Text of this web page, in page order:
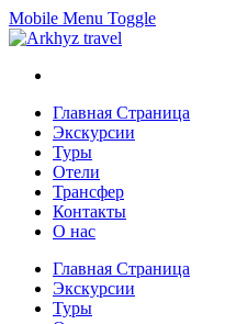
Mobile Menu Toggle
Главная Страница
Экскурсии
Туры
Отели
Трансфер
Контакты
О нас
Главная Страница
Экскурсии
Туры